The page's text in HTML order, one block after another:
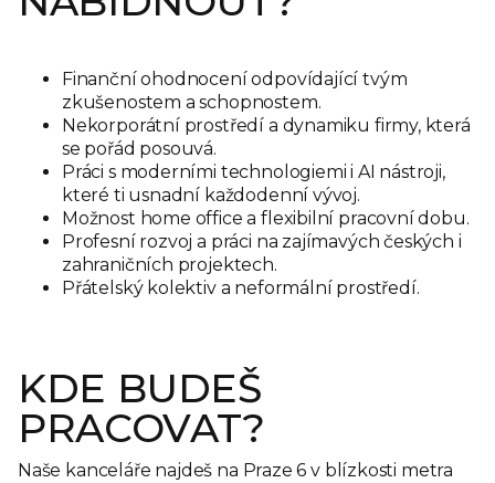
Finanční ohodnocení odpovídající tvým
zkušenostem a schopnostem.
Nekorporátní prostředí a dynamiku firmy, která
se pořád posouvá.
Práci s moderními technologiemi i AI nástroji,
které ti usnadní každodenní vývoj.
Možnost home office a flexibilní pracovní dobu.
Profesní rozvoj a práci na zajímavých českých i
zahraničních projektech.
Přátelský kolektiv a neformální prostředí.
KDE BUDEŠ
PRACOVAT?
Naše kanceláře najdeš na Praze 6 v blízkosti metra